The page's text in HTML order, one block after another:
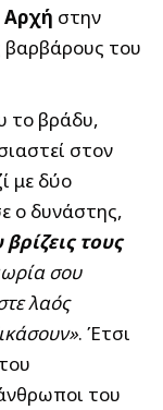
Αρχή στην
του
το βράδυ,
στον
με δύο
ο δυνάστης,
τους
σου
λαός
. Έτσι
του